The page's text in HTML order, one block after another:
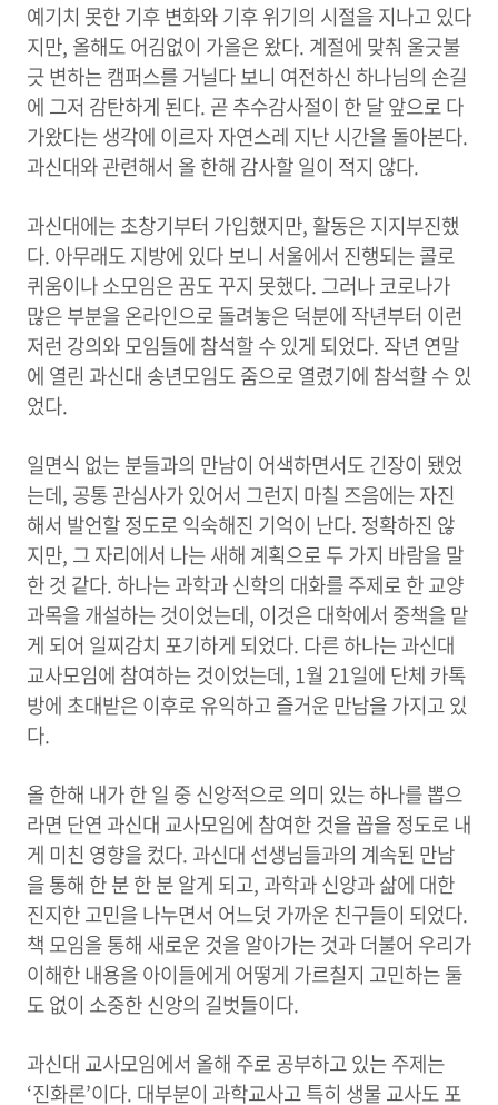
예기치 못한 기후 변화와 기후 위기의 시절을 지나고 있다
지만, 올해도 어김없이 가을은 왔다. 계절에 맞춰 울긋불
긋 변하는 캠퍼스를 거닐다 보니 여전하신 하나님의 손길
에 그저 감탄하게 된다. 곧 추수감사절이 한 달 앞으로 다
가왔다는 생각에 이르자 자연스레 지난 시간을 돌아본다.
과신대와 관련해서 올 한해 감사할 일이 적지 않다.
과신대에는 초창기부터 가입했지만, 활동은 지지부진했
다. 아무래도 지방에 있다 보니 서울에서 진행되는 콜로
퀴움이나 소모임은 꿈도 꾸지 못했다. 그러나 코로나가
많은 부분을 온라인으로 돌려놓은 덕분에 작년부터 이런
저런 강의와 모임들에 참석할 수 있게 되었다. 작년 연말
에 열린 과신대 송년모임도 줌으로 열렸기에 참석할 수 있
었다.
일면식 없는 분들과의 만남이 어색하면서도 긴장이 됐었
는데, 공통 관심사가 있어서 그런지 마칠 즈음에는 자진
해서 발언할 정도로 익숙해진 기억이 난다. 정확하진 않
지만, 그 자리에서 나는 새해 계획으로 두 가지 바람을 말
한 것 같다. 하나는 과학과 신학의 대화를 주제로 한 교양
과목을 개설하는 것이었는데, 이것은 대학에서 중책을 맡
게 되어 일찌감치 포기하게 되었다. 다른 하나는 과신대
교사모임에 참여하는 것이었는데, 1월 21일에 단체 카톡
방에 초대받은 이후로 유익하고 즐거운 만남을 가지고 있
다.
올 한해 내가 한 일 중 신앙적으로 의미 있는 하나를 뽑으
라면 단연 과신대 교사모임에 참여한 것을 꼽을 정도로 내
게 미친 영향을 컸다. 과신대 선생님들과의 계속된 만남
을 통해 한 분 한 분 알게 되고, 과학과 신앙과 삶에 대한
진지한 고민을 나누면서 어느덧 가까운 친구들이 되었다.
책 모임을 통해 새로운 것을 알아가는 것과 더불어 우리가
이해한 내용을 아이들에게 어떻게 가르칠지 고민하는 둘
도 없이 소중한 신앙의 길벗들이다.
과신대 교사모임에서 올해 주로 공부하고 있는 주제는
‘진화론’이다. 대부분이 과학교사고 특히 생물 교사도 포